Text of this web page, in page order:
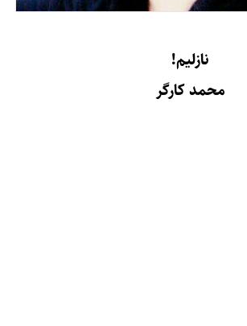
نازلیم!
محمد کارگر